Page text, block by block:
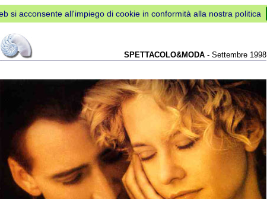
si acconsente all'impiego di cookie in conformità alla nostra politica
SPETTACOLO&MODA - Settembre 1998